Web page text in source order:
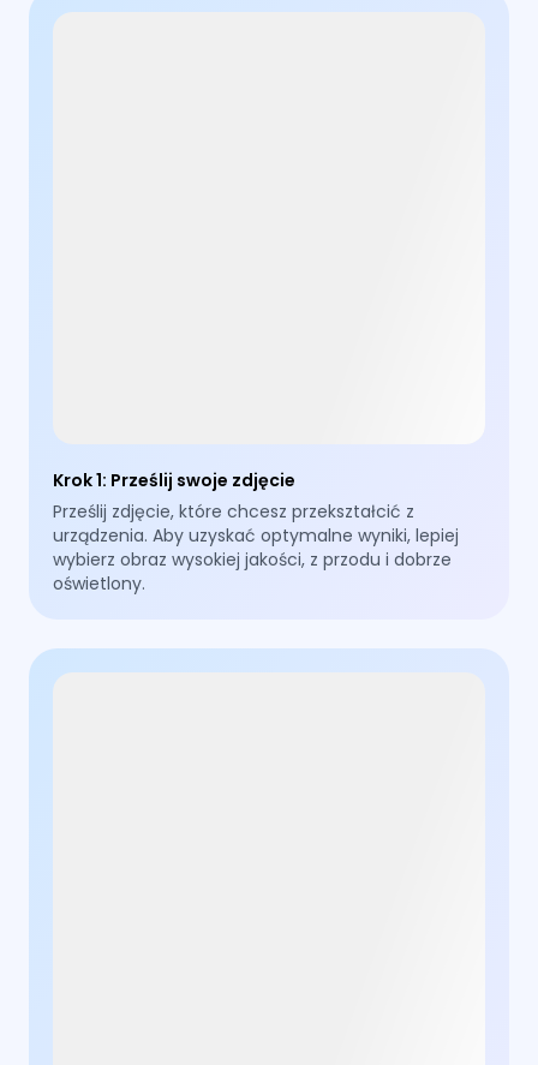
Krok 1: Prześlij swoje zdjęcie
Prześlij zdjęcie, które chcesz przekształcić z
urządzenia. Aby uzyskać optymalne wyniki, lepiej
wybierz obraz wysokiej jakości, z przodu i dobrze
oświetlony.